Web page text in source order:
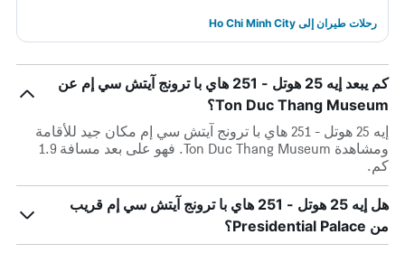
رحلات طيران إلى Ho Chi Minh City
كم يبعد إيه 25 هوتل - 251 هاي با ترونج آيتش سي إم عن
Ton Duc Thang Museum؟
إيه 25 هوتل - 251 هاي با ترونج آيتش سي إم مكان جيد للأقامة
ومشاهدة Ton Duc Thang Museum. فهو على بعد مسافة 1.9
كم.
هل إيه 25 هوتل - 251 هاي با ترونج آيتش سي إم قريب
من Presidential Palace؟